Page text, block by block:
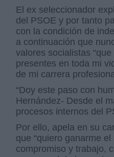
El ex seleccionador
del PSOE y por tanto
con la condición de
a continuación que
valores socialistas
presentes en toda mi
de mi carrera
“Doy este paso con
Hernández- Desde el
procesos internos del
Por ello, apela en su
que “quiero ganarme
compromiso y trabajo,